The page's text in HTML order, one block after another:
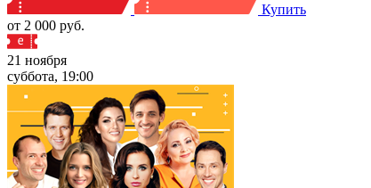
Купить
от 2 000 руб.
21 ноября
суббота, 19:00